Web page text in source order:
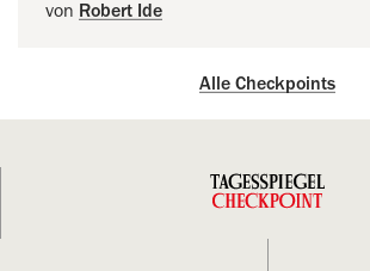
von Robert Ide
Alle Checkpoints